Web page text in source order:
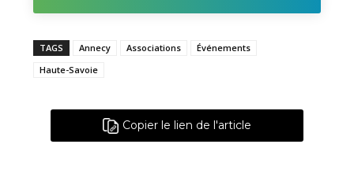
TAGS Annecy Associations
Événements
Haute-Savoie
Copier le lien de l'article